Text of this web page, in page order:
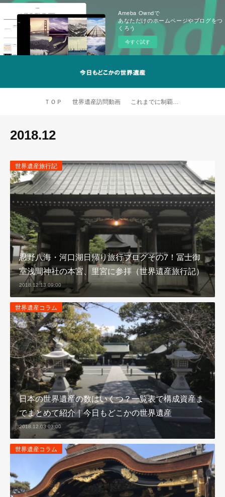
Ameba Owndで
あなただけのホームページやブログをつ
くろう
今すぐ試す
ＴＯＰ 世界遺産訪問動画 これまでに制覇した世界遺産
2018.12
世界遺産旅行記
忍野八海・河口湖日帰り旅行ブログその7！冨士御
室浅間神社の本宮、里宮に参拝（世界遺産旅行記）
2018.12.13 09:00
世界遺産コラム
日本の世界遺産の数はいくつ？一覧表で構成資産ま
でまとめて紹介｜今日もどこかの世界遺産
2018.12.03 03:00
世界遺産コラム